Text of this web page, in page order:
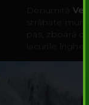
Denumită
străbate
pas, zboară
lacurile